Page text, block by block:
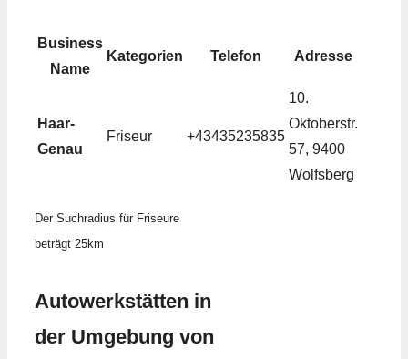
Business
Name
Kategorien Telefon Adresse
Haar-
Genau
Friseur +43435235835
10.
Oktoberstr.
57, 9400
Wolfsberg
Der Suchradius für Friseure
beträgt 25km
Autowerkstätten in
der Umgebung von